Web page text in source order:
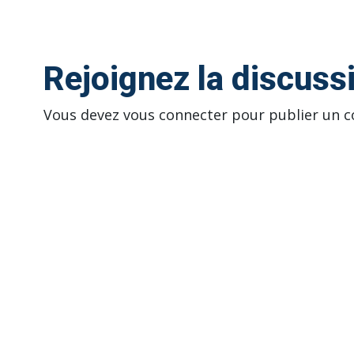
Rejoignez la
Vous devez vous connecter pour publier un